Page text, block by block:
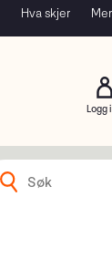
Hva skjer
Logg